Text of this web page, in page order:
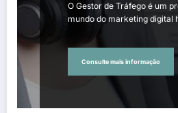
O Gestor de Tráfego é um
mundo do marketing digital
Consulte mais informação